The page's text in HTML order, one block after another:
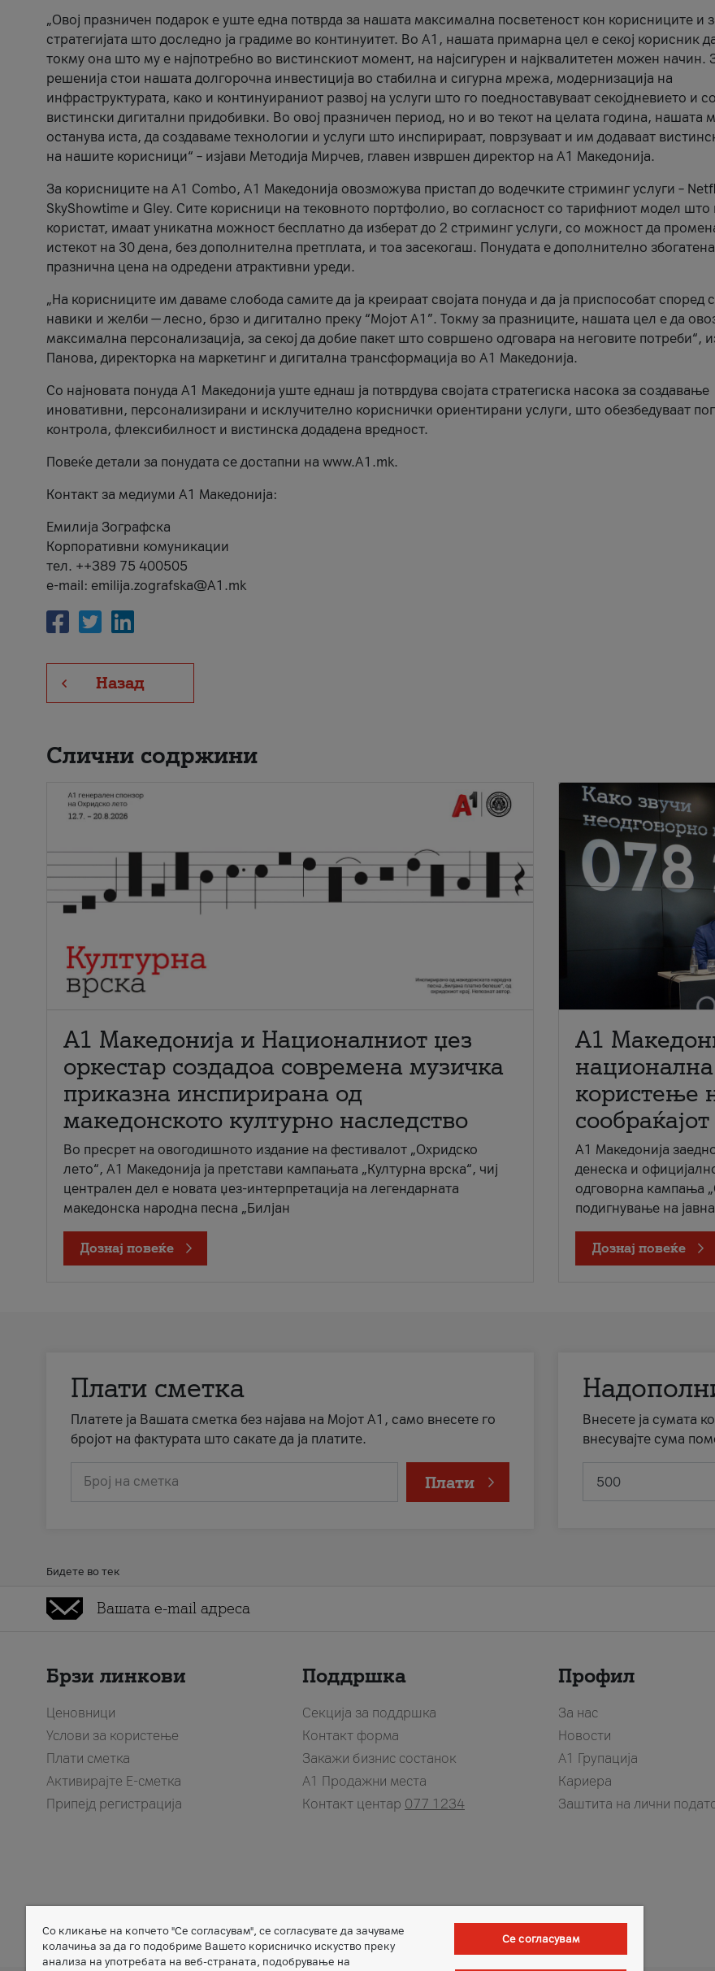
„Овој празничен подарок е уште една потврда за нашата максимална посветеност кон корисниците и
стратегијата што доследно ја градиме во континуитет. Во А1, нашата примарна цел е секој корисник
токму она што му е најпотребно во вистинскиот момент, на најсигурен и најквалитетен можен начин.
решенија стои нашата долгорочна инвестиција во стабилна и сигурна мрежа, модернизација на
инфраструктурата, како и континуираниот развој на услуги што го поедноставуваат секојдневието и
вистински дигитални придобивки. Во овој празничен период, но и во текот на целата година, нашата
останува иста, да создаваме технологии и услуги што инспирираат, поврзуваат и им додаваат
на нашите корисници“ – изјави Методија Мирчев, главен извршен директор на А1 Македонија.
За корисниците на A1 Combo, А1 Македонија овозможува пристап до водечките стриминг услуги –
SkyShowtime и Gley. Сите корисници на тековното портфолио, во согласност со тарифниот модел што
користат, имаат уникатна можност бесплатно да изберат до 2 стриминг услуги, со можност да
истекот на 30 дена, без дополнителна претплата, и тоа засекогаш. Понудата е дополнително
празнична цена на одредени атрактивни уреди.
„На корисниците им даваме слобода самите да ја креираат својата понуда и да ја приспособат според
навики и желби — лесно, брзо и дигитално преку “Мојот А1”. Токму за празниците, нашата цел е да
максимална персонализација, за секој да добие пакет што совршено одговара на неговите потреби“,
Панова, директорка на маркетинг и дигитална трансформација во А1 Македонија.
Со најновата понуда А1 Македонија уште еднаш ја потврдува својата стратегиска насока за создавање
иновативни, персонализирани и исклучително кориснички ориентирани услуги, што обезбедуваат
контрола, флексибилност и вистинска додадена вредност.
Повеќе детали за понудата се достапни на www.А1.mk.
Контакт за медиуми А1 Македонија:
Емилија Зографска
Корпоративни комуникации
тел. ++389 75 400505
e-mail: emilija.zografska@A1.mk
Назад
Слични содржини
А1 Македонија и Националниот џез
оркестар создадоа современа музичка
приказна инспирирана од
македонското културно наследство
Во пресрет на овогодишното издание на фестивалот „Охридско
лето“, А1 Македонија ја претстави кампањата „Културна врска“, чиј
централен дел е новата џез-интерпретација на легендарната
македонска народна песна „Билјан
Дознај повеќе
A1
користење
сообраќајот
A1 Македонија
денеска и
одговорна кампања
подигнување на
Дознај повеќе
Плати сметка
Платете ја Вашата сметка без најава на Мојот А1, само внесете го
бројот на фактурата што сакате да ја платите.
Број на сметка Плати
Внесете ја сумата
внесувајте сума
Бидете во тек
Брзи линкови
Ценовници
Услови за користење
Плати сметка
Активирајте Е-сметка
Припејд регистрација
Поддршка
Секција за поддршка
Контакт форма
Закажи бизнис состанок
A1 Продажни места
Контакт центар 077 1234
Профил
За нас
Новости
А1 Групација
Кариера
Заштита на лични
Member of
Со кликање на копчето "Се согласувам", се согласувате да зачуваме
колачиња за да го подобриме Вашето корисничко искуство преку
анализа на употребата на веб-страната, подобрување на
Се согласувам